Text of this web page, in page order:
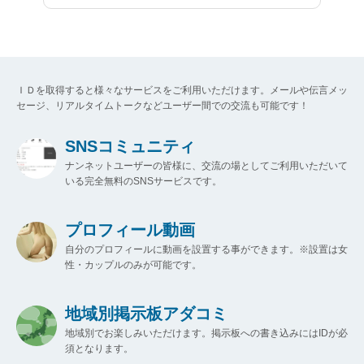
ＩＤを取得すると様々なサービスをご利用いただけます。メールや伝言メッ
セージ、リアルタイムトークなどユーザー間での交流も可能です！
SNSコミュニティ
ナンネットユーザーの皆様に、交流の場としてご利用いただいて
いる完全無料のSNSサービスです。
プロフィール動画
自分のプロフィールに動画を設置する事ができます。※設置は女
性・カップルのみが可能です。
地域別掲示板アダコミ
地域別でお楽しみいただけます。掲示板への書き込みにはIDが必
須となります。